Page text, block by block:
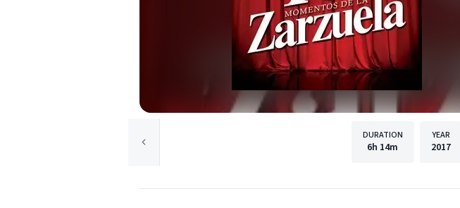
DURATION
6h 14m
YEAR
2017